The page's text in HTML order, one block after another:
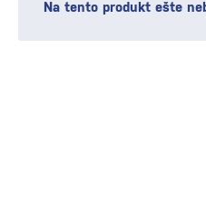
Na tento produkt ešte